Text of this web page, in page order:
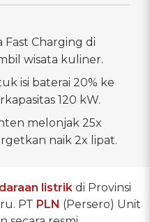
Fast Charging di
wisata kuliner.
isi baterai 20% ke
120 kW.
melonjak 25x
naik 2x lipat.
listrik di Provinsi
PT PLN (Persero) Unit